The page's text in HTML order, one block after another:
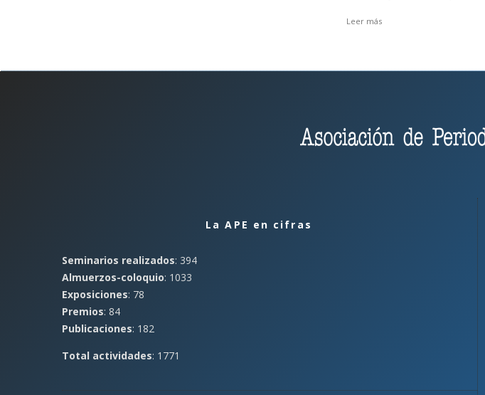
Leer más
La APE en cifras
Seminarios realizados: 394
Almuerzos-coloquio: 1033
Exposiciones: 78
Premios: 84
Publicaciones: 182
Total actividades: 1771